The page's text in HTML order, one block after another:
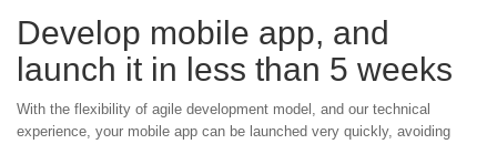
Develop mobile app, and
launch it in less than 5 weeks
With the flexibility of agile development model, and our technical
experience, your mobile app can be launched very quickly, avoiding